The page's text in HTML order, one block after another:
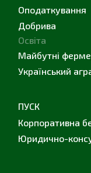
Оподаткування
Добрива
Освіта
Майбутні
Український
ПУСК
Корпоративна
Юридично-